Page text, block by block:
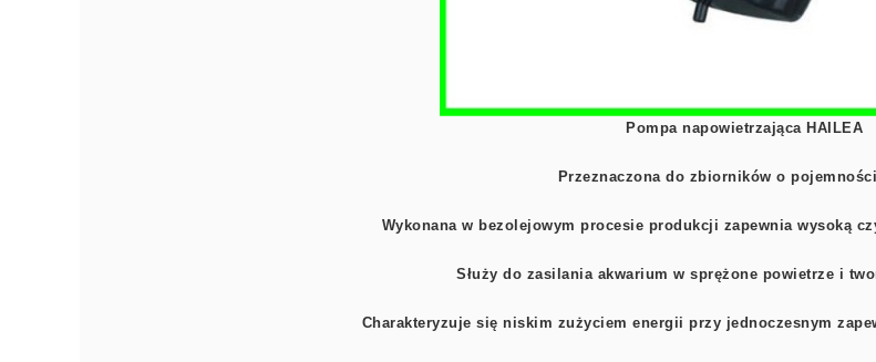
Pompa napowietrzająca HAILEA
Przeznaczona do zbiorników o pojemności
Wykonana w bezolejowym procesie produkcji zapewnia wysoką
Służy do zasilania akwarium w sprężone powietrze i
Charakteryzuje się niskim zużyciem energii przy jednoczesnym